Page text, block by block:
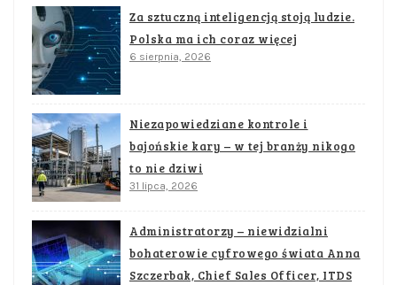
Za sztuczną inteligencją stoją ludzie.
Polska ma ich coraz więcej
6 sierpnia, 2026
Niezapowiedziane kontrole i
bajońskie kary – w tej branży nikogo
to nie dziwi
31 lipca, 2026
Administratorzy – niewidzialni
bohaterowie cyfrowego świata Anna
Szczerbak, Chief Sales Officer, ITDS